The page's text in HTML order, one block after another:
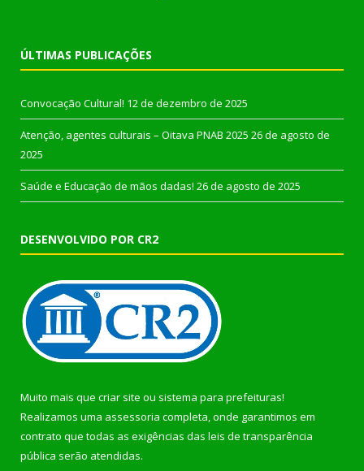
ÚLTIMAS PUBLICAÇÕES
Convocação Cultural! 12 de dezembro de 2025
Atenção, agentes culturais – Oitava PNAB 2025 26 de agosto de
2025
Saúde e Educação de mãos dadas! 26 de agosto de 2025
DESENVOLVIDO POR CR2
Muito mais que criar site ou sistema para prefeituras!
Realizamos uma assessoria completa, onde garantimos em
contrato que todas as exigências das leis de transparência
pública serão atendidas.